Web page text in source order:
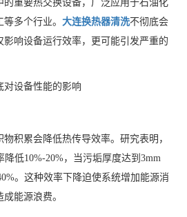
的重要热交换设备，广泛应用于石油化
多个行业。 大连换热器清洗不彻底会
响设备运行效率，更可能引发严重的
对设备性能的影响
积累会降低热传导效率。研究表明，
降低10%-20%，当污垢厚度达到3mm
。这种效率下降迫使系统增加能源消
能源浪费。